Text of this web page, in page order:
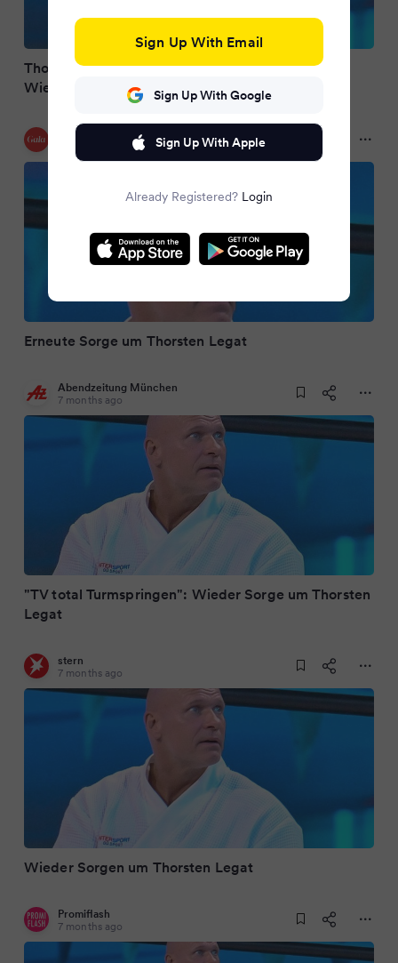
Thorsten Legat fehlt bei TV total Turmspringen:
Wieder Verletzung
Gala
Erneute Sorge um Thorsten Legat
Abendzeitung München
7 months ago
"TV total Turmspringen": Wieder Sorge um Thorsten
Legat
stern
7 months ago
Wieder Sorgen um Thorsten Legat
Promiflash
7 months ago
Sign Up With Email
Sign Up With Google
Sign Up With Apple
Already Registered? Login